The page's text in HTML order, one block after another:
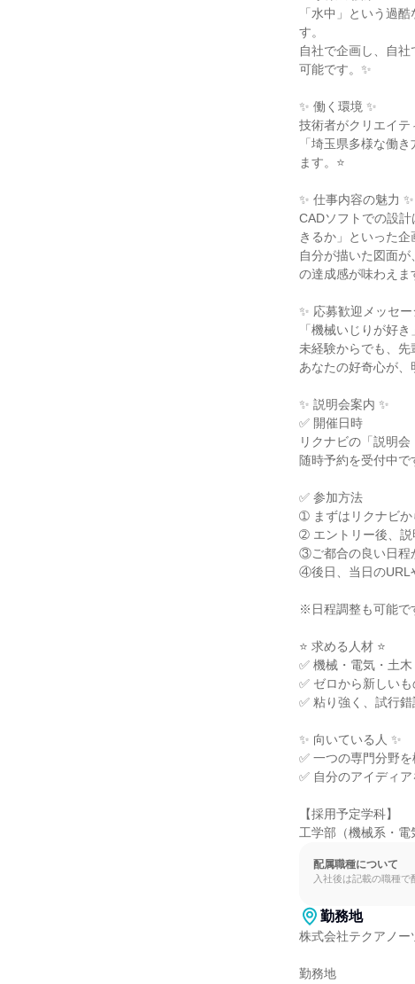
「水中」という過
す。
自社で企画し、自
可能です。✨
✨ 働く環境 ✨
技術者がクリエイテ
「埼玉県多様な働
ます。⭐
✨ 仕事内容の魅力 ✨
CADソフトでの設
きるか」といった企
自分が描いた図面
の達成感が味わえま
✨ 応募歓迎メッセー
「機械いじりが好
未経験からでも、先
あなたの好奇心が
✨ 説明会案内 ✨
✅ 開催日時
リクナビの「説明
随時予約を受付中で
✅ 参加方法
➀ まずはリクナビか
➁ エントリー後、説
③ご都合の良い日程
④後日、当日のURL
※日程調整も可能で
⭐ 求める人材 ⭐
✅ 機械・電気・土
✅ ゼロから新しい
✅ 粘り強く、試行
✨ 向いている人 ✨
✅ 一つの専門分野
✅ 自分のアイディ
【採用予定学科】
工学部（機械系・電
配属職種について
入社後は記載の職種で
勤務地
株式会社テクアノー
勤務地